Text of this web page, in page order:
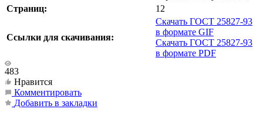
Страниц:
12
Ссылки для скачивания:
Скачать ГОСТ 25827-93
в формате GIF
Скачать ГОСТ 25827-93
в формате PDF
483
Нравится
Комментировать
Добавить в закладки